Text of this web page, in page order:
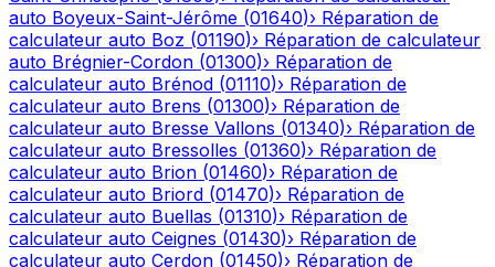
auto Boyeux-Saint-Jérôme (01640)› Réparation de
calculateur auto Boz (01190)› Réparation de calculateur
auto Brégnier-Cordon (01300)› Réparation de
calculateur auto Brénod (01110)› Réparation de
calculateur auto Brens (01300)› Réparation de
calculateur auto Bresse Vallons (01340)› Réparation de
calculateur auto Bressolles (01360)› Réparation de
calculateur auto Brion (01460)› Réparation de
calculateur auto Briord (01470)› Réparation de
calculateur auto Buellas (01310)› Réparation de
calculateur auto Ceignes (01430)› Réparation de
calculateur auto Cerdon (01450)› Réparation de